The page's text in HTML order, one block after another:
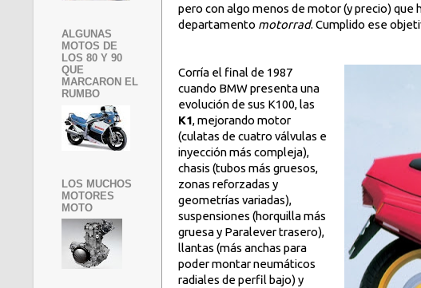
pero con algo menos de motor (y precio) que
departamento motorrad. Cumplido ese
Corría el final de 1987
cuando BMW presenta una
evolución de sus K100, las
K1, mejorando motor
(culatas de cuatro válvulas e
inyección más compleja),
chasis (tubos más gruesos,
zonas reforzadas y
geometrías variadas),
suspensiones (horquilla más
gruesa y Paralever trasero),
llantas (más anchas para
poder montar neumáticos
radiales de perfil bajo) y
ALGUNAS
MOTOS DE
LOS 80 Y 90
QUE
MARCARON EL
RUMBO
LOS MUCHOS
MOTORES
MOTO